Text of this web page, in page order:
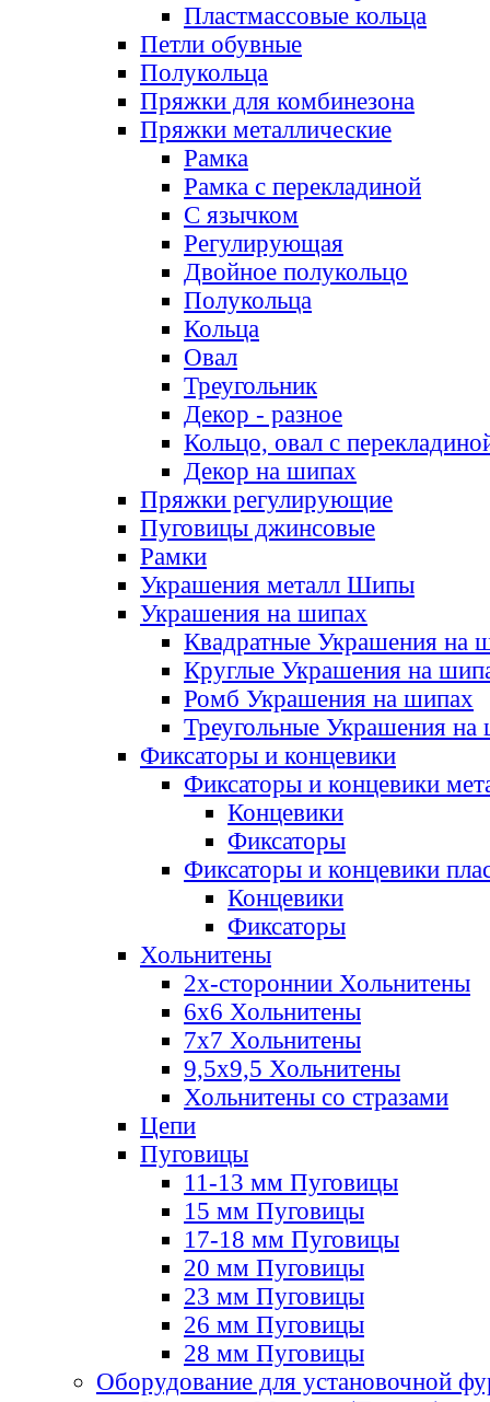
Пластмассовые кольца
Петли обувные
Полукольца
Пряжки для комбинезона
Пряжки металлические
Рамка
Рамка с перекладиной
С язычком
Регулирующая
Двойное полукольцо
Полукольца
Кольца
Овал
Треугольник
Декор - разное
Кольцо, овал с
Декор на шипах
Пряжки регулирующие
Пуговицы джинсовые
Рамки
Украшения металл Шипы
Украшения на шипах
Квадратные Украшения на
Круглые Украшения на
Ромб Украшения на шипах
Треугольные Украшения на
Фиксаторы и концевики
Фиксаторы и концевики
Концевики
Фиксаторы
Фиксаторы и концевики
Концевики
Фиксаторы
Хольнитены
2х-стороннии Хольнитены
6х6 Хольнитены
7х7 Хольнитены
9,5х9,5 Хольнитены
Хольнитены со стразами
Цепи
Пуговицы
11-13 мм Пуговицы
15 мм Пуговицы
17-18 мм Пуговицы
20 мм Пуговицы
23 мм Пуговицы
26 мм Пуговицы
28 мм Пуговицы
Оборудование для установочной